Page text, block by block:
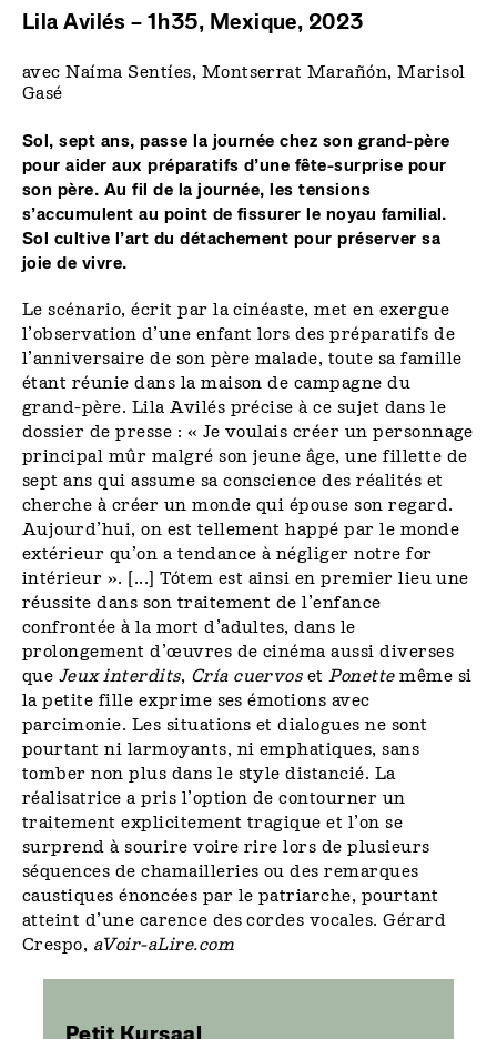
Lila Avilés – 1h35, Mexique, 2023
avec Naíma Sentíes, Montserrat Marañón, Marisol
Gasé
Sol, sept ans, passe la journée chez son grand-père
pour aider aux préparatifs d’une fête-surprise pour
son père. Au fil de la journée, les tensions
s’accumulent au point de fissurer le noyau familial.
Sol cultive l’art du détachement pour préserver sa
joie de vivre.
Le scénario, écrit par la cinéaste, met en exergue
l’observation d’une enfant lors des préparatifs de
l’anniversaire de son père malade, toute sa famille
étant réunie dans la maison de campagne du
grand-père. Lila Avilés précise à ce sujet dans le
dossier de presse : « Je voulais créer un personnage
principal mûr malgré son jeune âge, une fillette de
sept ans qui assume sa conscience des réalités et
cherche à créer un monde qui épouse son regard.
Aujourd’hui, on est tellement happé par le monde
extérieur qu’on a tendance à négliger notre for
intérieur ». [...] Tótem est ainsi en premier lieu une
réussite dans son traitement de l’enfance
confrontée à la mort d’adultes, dans le
prolongement d’œuvres de cinéma aussi diverses
que Jeux interdits, Cría cuervos et Ponettemême si
la petite fille exprime ses émotions avec
parcimonie. Les situations et dialogues ne sont
pourtant ni larmoyants, ni emphatiques, sans
tomber non plus dans le style distancié. La
réalisatrice a pris l’option de contourner un
traitement explicitement tragique et l’on se
surprend à sourire voire rire lors de plusieurs
séquences de chamailleries ou des remarques
caustiques énoncées par le patriarche, pourtant
atteint d’une carence des cordes vocales. Gérard
Crespo, aVoir-aLire.com
Petit Kursaal